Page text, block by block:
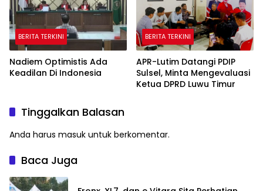
BERITA TERKINI
Nadiem Optimistis Ada
Keadilan Di Indonesia
BERITA TERKINI
APR-Lutim Datangi PDIP
Sulsel, Minta Mengevaluasi
Ketua DPRD Luwu Timur
Tinggalkan Balasan
Anda harus masuk untuk berkomentar.
Baca Juga